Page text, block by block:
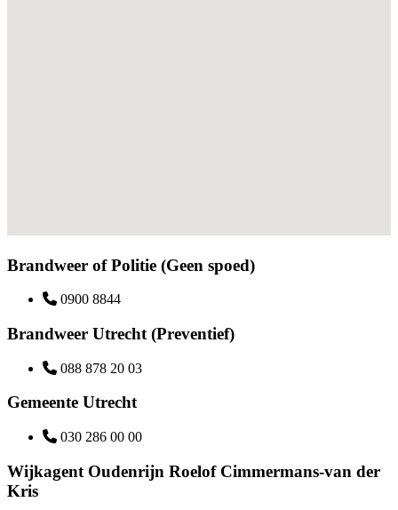
Brandweer of Politie (Geen spoed)
0900 8844
Brandweer Utrecht (Preventief)
088 878 20 03
Gemeente Utrecht
030 286 00 00
Wijkagent Oudenrijn Roelof Cimmermans-van der
Kris